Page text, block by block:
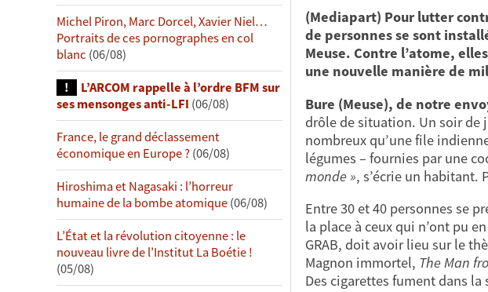
Michel Piron, Marc Dorcel, Xavier Niel…
Portraits de ces pornographes en col
blanc (06/08)
L’ARCOM rappelle à l’ordre BFM sur
ses mensonges anti-LFI (06/08)
France, le grand déclassement
économique en Europe ?(06/08)
Hiroshima et Nagasaki : l’horreur
humaine de la bombe atomique(06/08)
L’État et la révolution citoyenne : le
nouveau livre de l’Institut La Boétie !
(05/08)
(Mediapart) Pour lutter
de personnes se sont
Meuse. Contre l’atome,
une nouvelle manière de
Bure (Meuse), de notre
drôle de situation. Un soir de
nombreux qu’une file
légumes – fournies par une
monde », s’écrie un habitant.
Entre 30 et 40 personnes se
la place à ceux qui n’ont pu
GRAB, doit avoir lieu sur le
Magnon immortel, The Man
Des cigarettes fument dans